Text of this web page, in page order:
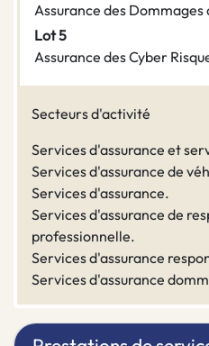
Assurance des Dommages
Lot 5
Assurance des Cyber
Secteurs d'activité
Services d'assurance et
Services d'assurance de
Services d'assurance.
Services d'assurance de
professionnelle.
Services d'assurance
Services d'assurance